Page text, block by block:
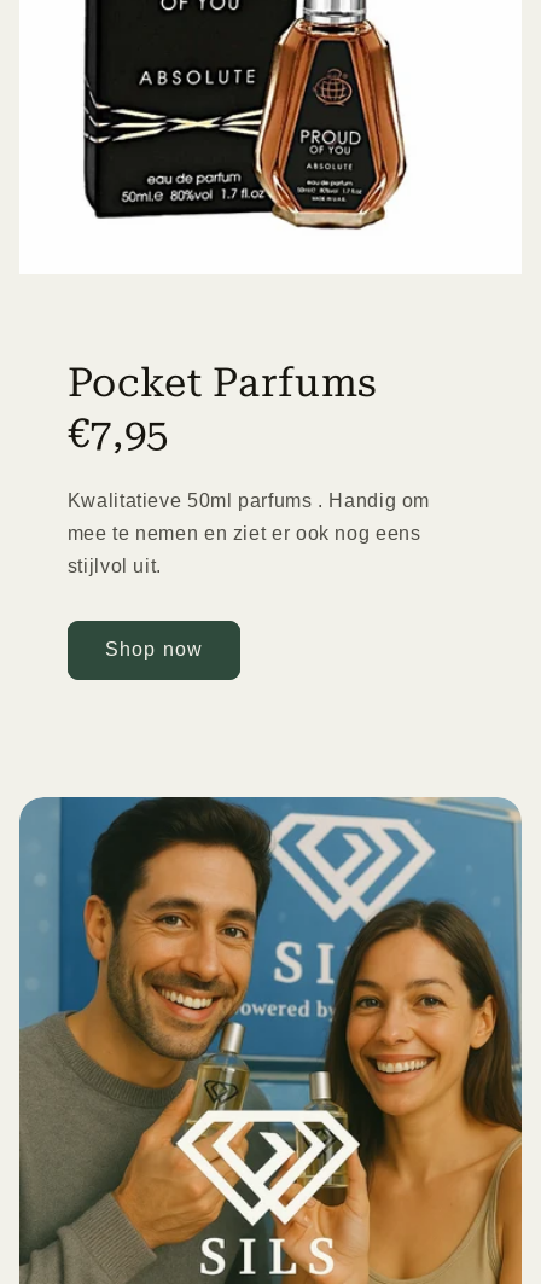
Pocket Parfums
€7,95
Kwalitatieve 50ml parfums . Handig om
mee te nemen en ziet er ook nog eens
stijlvol uit.
Shop now